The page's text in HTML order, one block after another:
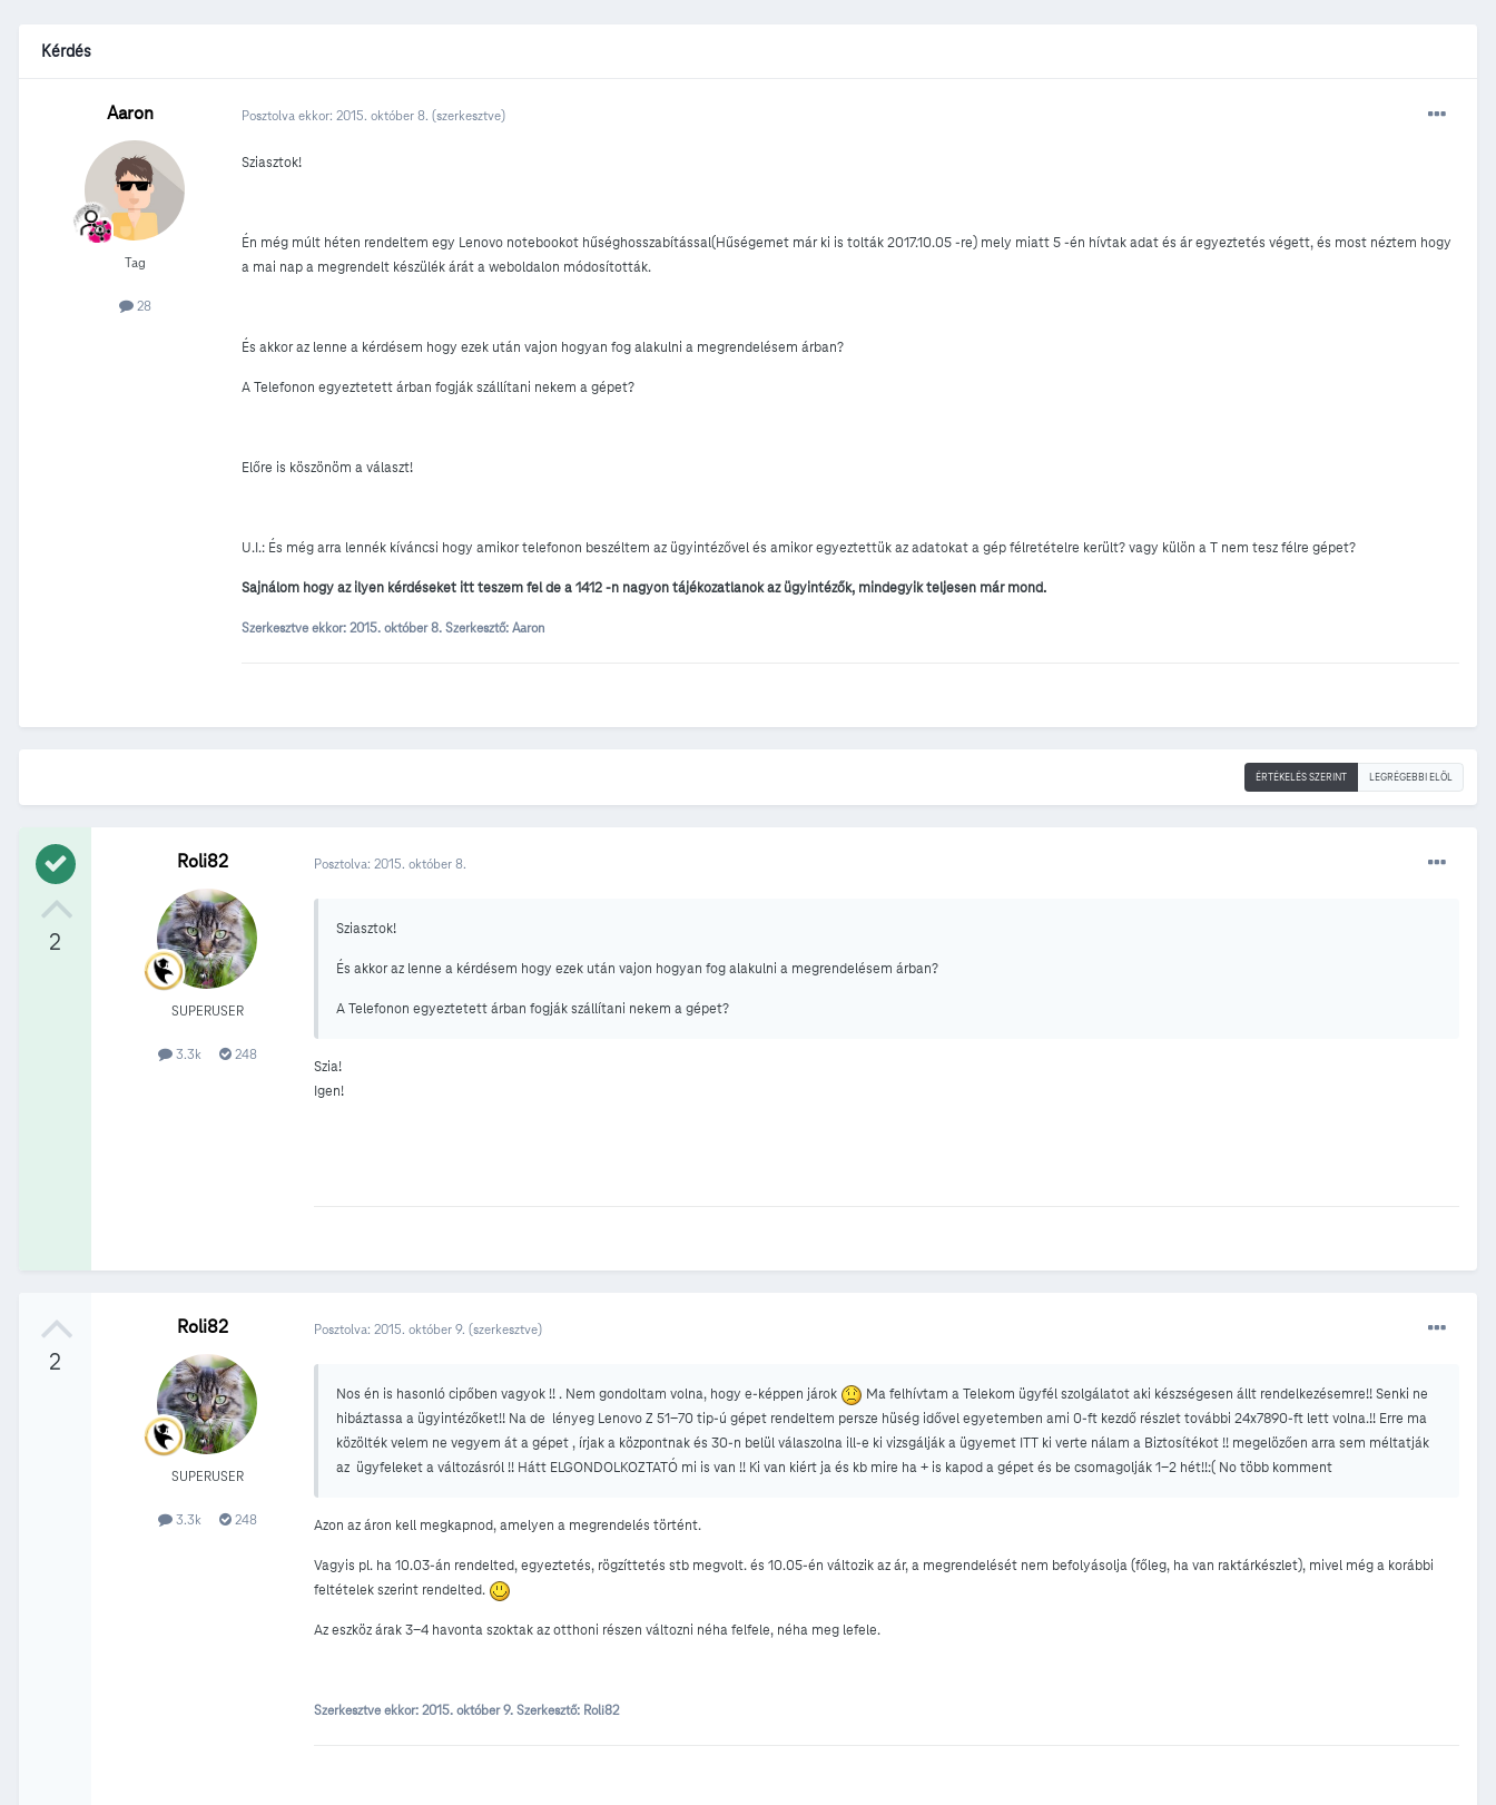
Kérdés
Aaron
Tag
28
Posztolva ekkor: 2015. október 8. (szerkesztve)
Sziasztok!
Én még múlt héten rendeltem egy Lenovo notebookot hűséghosszabítással(Hűségemet már ki is tolták 2017.10.05 -re) mely miatt 5 -én hívtak adat és ár egyeztetés végett, és most néztem hogy
a mai nap a megrendelt készülék árát a weboldalon módosították.
És akkor az lenne a kérdésem hogy ezek után vajon hogyan fog alakulni a megrendelésem árban?
A Telefonon egyeztetett árban fogják szállítani nekem a gépet?
Előre is köszönöm a választ!
U.I.: És még arra lennék kíváncsi hogy amikor telefonon beszéltem az ügyintézővel és amikor egyeztettük az adatokat a gép félretételre került? vagy külön a T nem tesz félre gépet?
Sajnálom hogy az ilyen kérdéseket itt teszem fel de a 1412 -n nagyon tájékozatlanok az ügyintézők, mindegyik teljesen már mond.
Szerkesztve ekkor: 2015. október 8. Szerkesztő: Aaron
ÉRTÉKELÉS SZERINT LEGRÉGEBBI ELÖL
2
Roli82
SUPERUSER
3.3k 248
Posztolva: 2015. október 8.
Sziasztok!
És akkor az lenne a kérdésem hogy ezek után vajon hogyan fog alakulni a megrendelésem árban?
A Telefonon egyeztetett árban fogják szállítani nekem a gépet?
Szia!
Igen!
2
Roli82
SUPERUSER
3.3k 248
Posztolva: 2015. október 9. (szerkesztve)
Nos én is hasonló cipőben vagyok !! . Nem gondoltam volna, hogy e-képpen járok
Ma felhívtam a Telekom ügyfél szolgálatot aki készségesen állt rendelkezésemre!! Senki ne
hibáztassa a ügyintézőket!! Na de lényeg Lenovo Z 51-70 tip-ú gépet rendeltem persze hüség idővel egyetemben ami 0-ft kezdő részlet további 24x7890-ft lett volna.!! Erre ma
közölték velem ne vegyem át a gépet , írjak a központnak és 30-n belül válaszolna ill-e ki vizsgálják a ügyemet ITT ki verte nálam a Biztosítékot !! megelözően arra sem méltatják
az ügyfeleket a változásról !! Hátt ELGONDOLKOZTATÓ mi is van !! Ki van kiért ja és kb mire ha + is kapod a gépet és be csomagolják 1-2 hét!!:( No több komment
Azon az áron kell megkapnod, amelyen a megrendelés történt.
Vagyis pl. ha 10.03-án rendelted, egyeztetés, rögzíttetés stb megvolt. és 10.05-én változik az ár, a megrendelését nem befolyásolja (főleg, ha van raktárkészlet), mivel még a korábbi
feltételek szerint rendelted.
Az eszköz árak 3-4 havonta szoktak az otthoni részen változni néha felfele, néha meg lefele.
Szerkesztve ekkor: 2015. október 9. Szerkesztő: Roli82